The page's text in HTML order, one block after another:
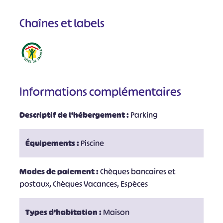
Chaînes et labels
Informations complémentaires
Descriptif de l'hébergement :Parking
Équipements :Piscine
Modes de paiement :Chèques bancaires et
postaux, Chèques Vacances, Espèces
Types d'habitation :Maison